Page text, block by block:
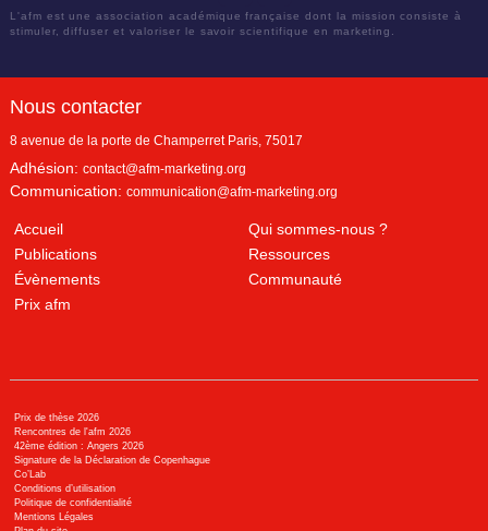
L'afm est une association académique française dont la mission consiste à
stimuler, diffuser et valoriser le savoir scientifique en marketing.
Nous contacter
8 avenue de la porte de Champerret Paris, 75017
Adhésion: contact@afm-marketing.org
Communication: communication@afm-marketing.org
Accueil
Qui sommes-nous ?
Publications
Ressources
Évènements
Communauté
Prix afm
Prix de thèse 2026
Rencontres de l'afm 2026
42ème édition : Angers 2026
Signature de la Déclaration de Copenhague
Co’Lab
Conditions d’utilisation
Politique de confidentialité
Mentions Légales